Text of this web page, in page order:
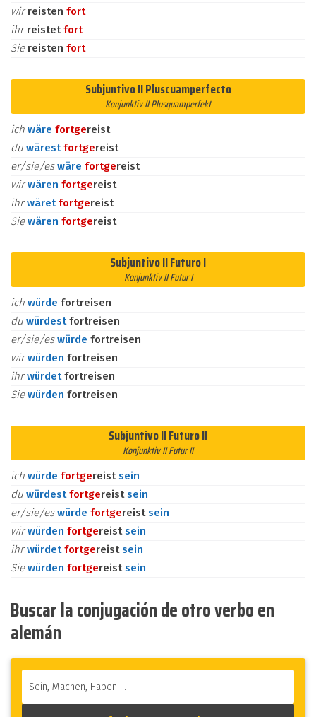
wirreisten fort
ihrreistetfort
Sie reisten fort
Subjuntivo II Pluscuamperfecto
Konjunktiv II Plusquamperfekt
ich wäre fortgereist
du wärestfortgereist
er/sie/eswäre fortgereist
wirwären fortgereist
ihrwäretfortgereist
Siewären fortgereist
Subjuntivo II Futuro I
Konjunktiv II Futur I
ich würde fortreisen
du würdestfortreisen
er/sie/eswürde fortreisen
wirwürden fortreisen
ihrwürdetfortreisen
Siewürden fortreisen
Subjuntivo II Futuro II
Konjunktiv II Futur II
ich würde fortgereistsein
du würdestfortgereistsein
er/sie/eswürde fortgereistsein
wirwürden fortgereistsein
ihrwürdetfortgereistsein
Siewürden fortgereistsein
Buscar la conjugación de otro verbo en
alemán